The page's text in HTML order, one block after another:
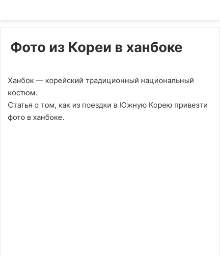
Фото из Кореи в ханбоке
Ханбок — корейский традиционный национальный
костюм.
Статья о том, как из поездки в Южную Корею привезти
фото в ханбоке.